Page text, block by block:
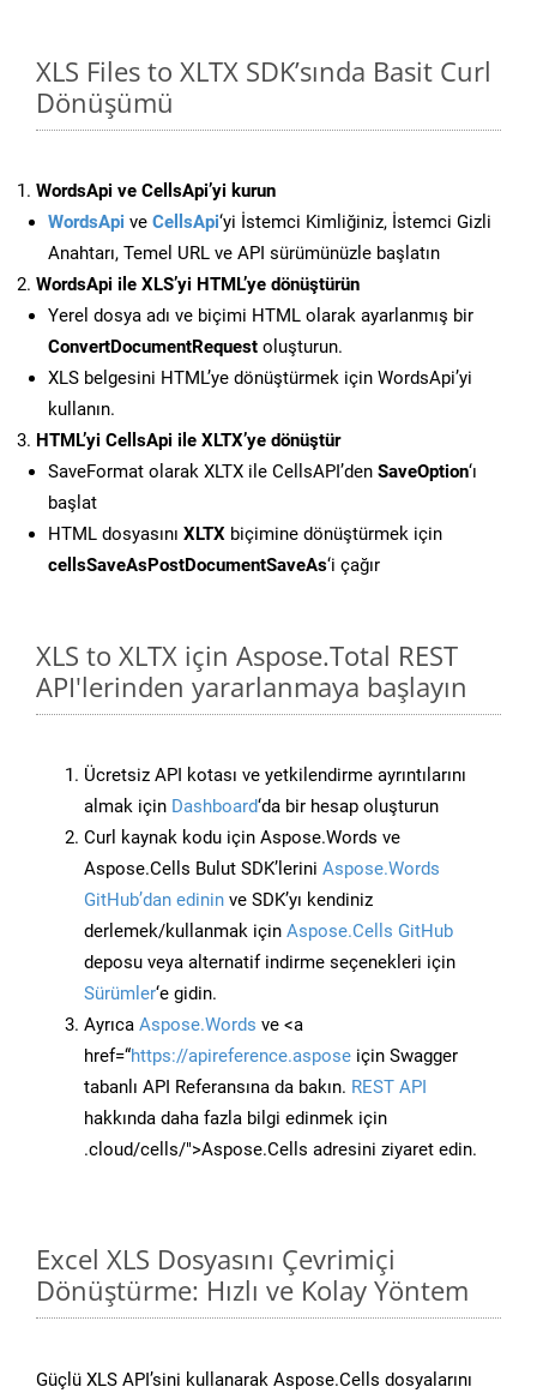
XLS Files to XLTX SDK’sında Basit Curl
Dönüşümü
WordsApi ve CellsApi’yi kurun
WordsApi ve CellsApi‘yi İstemci Kimliğiniz, İstemci Gizli
Anahtarı, Temel URL ve API sürümünüzle başlatın
WordsApi ile XLS’yi HTML’ye dönüştürün
Yerel dosya adı ve biçimi HTML olarak ayarlanmış bir
ConvertDocumentRequest oluşturun.
XLS belgesini HTML’ye dönüştürmek için WordsApi’yi
kullanın.
HTML’yi CellsApi ile XLTX’ye dönüştür
SaveFormat olarak XLTX ile CellsAPI’den SaveOption‘ı
başlat
HTML dosyasını XLTX biçimine dönüştürmek için
cellsSaveAsPostDocumentSaveAs‘i çağır
XLS to XLTX için Aspose.Total REST
API'lerinden yararlanmaya başlayın
Ücretsiz API kotası ve yetkilendirme ayrıntılarını
almak için Dashboard‘da bir hesap oluşturun
Curl kaynak kodu için Aspose.Words ve
Aspose.Cells Bulut SDK’lerini Aspose.Words
GitHub’dan edinin ve SDK’yı kendiniz
derlemek/kullanmak için Aspose.Cells GitHub
deposu veya alternatif indirme seçenekleri için
Sürümler‘e gidin.
Ayrıca Aspose.Words ve <a
href=“https://apireference.aspose için Swagger
tabanlı API Referansına da bakın. REST API
hakkında daha fazla bilgi edinmek için
.cloud/cells/">Aspose.Cells adresini ziyaret edin.
Excel XLS Dosyasını Çevrimiçi
Dönüştürme: Hızlı ve Kolay Yöntem
Güçlü XLS API’sini kullanarak Aspose.Cells dosyalarını